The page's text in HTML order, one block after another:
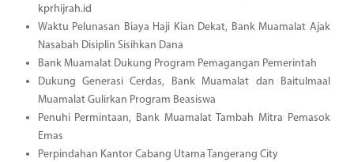
kprhijrah.id
Waktu Pelunasan Biaya Haji Kian Dekat, Bank Muamalat Ajak
Nasabah Disiplin Sisihkan Dana
Bank Muamalat Dukung Program Pemagangan Pemerintah
Dukung Generasi Cerdas, Bank Muamalat dan Baitulmaal
Muamalat Gulirkan Program Beasiswa
Penuhi Permintaan, Bank Muamalat Tambah Mitra Pemasok
Emas
Perpindahan Kantor Cabang Utama Tangerang City